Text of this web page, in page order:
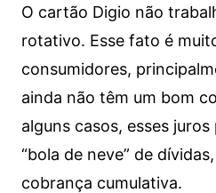
O cartão Digio não
rotativo. Esse fato é
consumidores,
ainda não têm um bom
alguns casos, esses
“bola de neve” de
cobrança cumulativa.